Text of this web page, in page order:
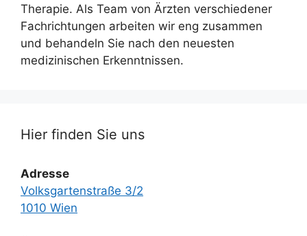
Therapie. Als Team von Ärzten verschiedener
Fachrichtungen arbeiten wir eng zusammen
und behandeln Sie nach den neuesten
medizinischen Erkenntnissen.
Hier finden Sie uns
Adresse
Volksgartenstraße 3/2
1010 Wien